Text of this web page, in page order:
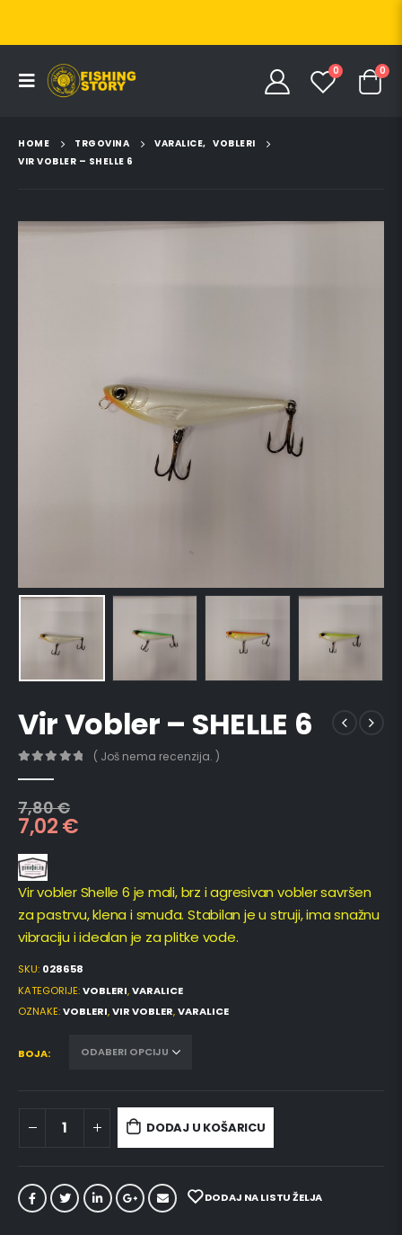
0 0
HOME TRGOVINA VARALICE, VOBLERI
VIR VOBLER – SHELLE 6
Vir Vobler – SHELLE 6
( Još nema recenzija. )
7,80€
7,02€
Vir vobler Shelle 6 je mali, brz i agresivan vobler savršen
za pastrvu, klena i smuđa. Stabilan je u struji, ima snažnu
vibraciju i idealan je za plitke vode.
SKU: 028658
KATEGORIJE:VOBLERI,VARALICE
OZNAKE:VOBLERI,VIR VOBLER,VARALICE
BOJA
DODAJ U KOŠARICU
DODAJ NA LISTU ŽELJA